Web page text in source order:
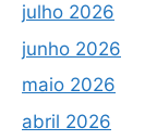
julho 2026
junho 2026
maio 2026
abril 2026